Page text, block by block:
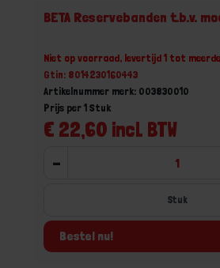
BETA Reservebanden t.b.v.
Niet op voorraad, levertijd 1 tot
Gtin: 8014230160443
Artikelnummer merk: 003830010
€ 22,60 incl. BTW
Prijs per 1 Stuk
-
Stuk
Bestel nu!